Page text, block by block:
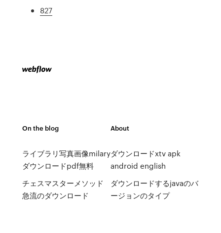
827
On the blog
ライブラリ写真画像milary
ダウンロードpdf無料
チェスマスターメソッド
急流のダウンロード
About
ダウンロードxtv apk
android english
ダウンロードするjavaのバ
ージョンのタイプ